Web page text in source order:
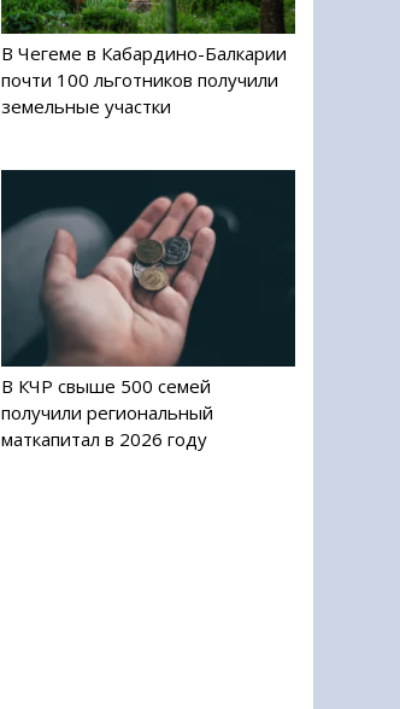
В Чегеме в Кабардино-Балкарии
почти 100 льготников получили
земельные участки
В КЧР свыше 500 семей
получили региональный
маткапитал в 2026 году